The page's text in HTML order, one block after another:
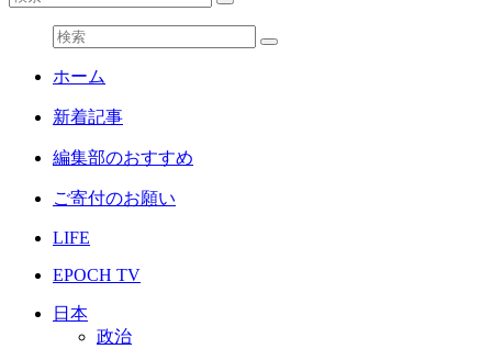
ホーム
新着記事
編集部のおすすめ
ご寄付のお願い
LIFE
EPOCH TV
日本
政治